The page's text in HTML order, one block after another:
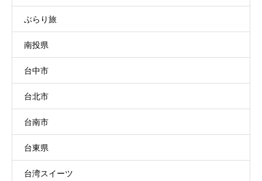
ぶらり旅
南投県
台中市
台北市
台南市
台東県
台湾スイーツ